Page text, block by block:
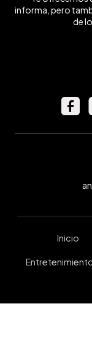
informa, pero
de
Inicio